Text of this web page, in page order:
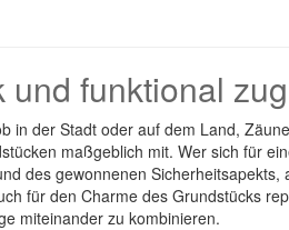
funktional
in der Stadt oder auf dem Land,
maßgeblich mit. Wer sich für
des gewonnenen
für den Charme des Grundstücks
miteinander zu kombinieren.